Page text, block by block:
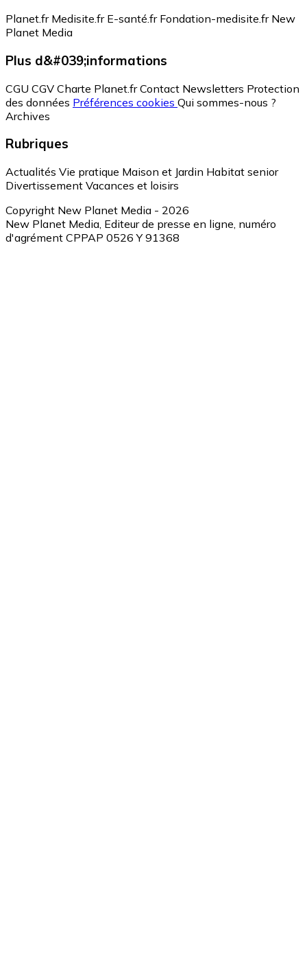
Planet.fr Medisite.fr E-santé.fr Fondation-medisite.fr New
Planet Media
Plus d&#039;informations
CGU CGV Charte Planet.fr Contact Newsletters Protection
des données Préférences cookies Qui sommes-nous ?
Archives
Rubriques
Actualités Vie pratique Maison et Jardin Habitat senior
Divertissement Vacances et loisirs
Copyright New Planet Media - 2026
New Planet Media, Editeur de presse en ligne, numéro
d'agrément CPPAP 0526 Y 91368